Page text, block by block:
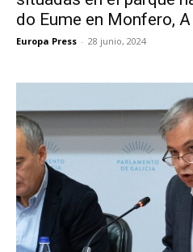
do Eume en Monfero,
Europa Press - 28 junio, 2024